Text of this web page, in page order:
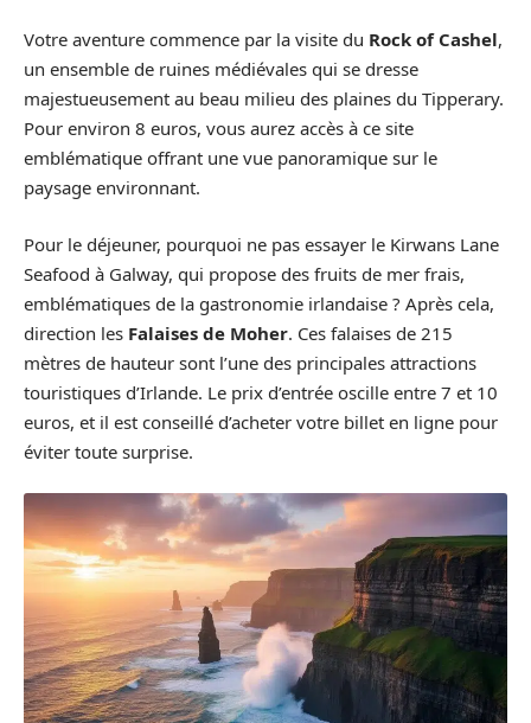
Votre aventure commence par la visite du Rock of Cashel,
un ensemble de ruines médiévales qui se dresse
majestueusement au beau milieu des plaines du Tipperary.
Pour environ 8 euros, vous aurez accès à ce site
emblématique offrant une vue panoramique sur le
paysage environnant.
Pour le déjeuner, pourquoi ne pas essayer le Kirwans Lane
Seafood à Galway, qui propose des fruits de mer frais,
emblématiques de la gastronomie irlandaise ? Après cela,
direction les Falaises de Moher. Ces falaises de 215
mètres de hauteur sont l’une des principales attractions
touristiques d’Irlande. Le prix d’entrée oscille entre 7 et 10
euros, et il est conseillé d’acheter votre billet en ligne pour
éviter toute surprise.